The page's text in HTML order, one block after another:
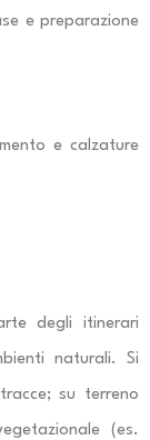
e preparazione
e calzature
degli itinerari
naturali. Si
su terreno
(es.